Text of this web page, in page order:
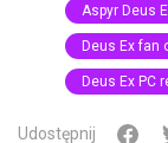
Aspyr Deus
Deus Ex fan
Deus Ex PC
Udostępnij